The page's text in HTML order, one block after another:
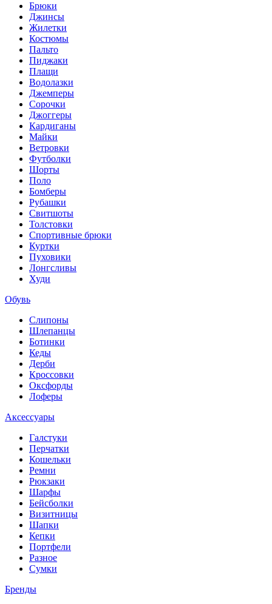
Брюки
Джинсы
Жилетки
Костюмы
Пальто
Пиджаки
Плащи
Водолазки
Джемперы
Сорочки
Джоггеры
Кардиганы
Майки
Ветровки
Футболки
Шорты
Поло
Бомберы
Рубашки
Свитшоты
Толстовки
Спортивные брюки
Куртки
Пуховики
Лонгсливы
Худи
Обувь
Слипоны
Шлепанцы
Ботинки
Кеды
Дерби
Кроссовки
Оксфорды
Лоферы
Аксессуары
Галстуки
Перчатки
Кошельки
Ремни
Рюкзаки
Шарфы
Бейсболки
Визитницы
Шапки
Кепки
Портфели
Разное
Сумки
Бренды